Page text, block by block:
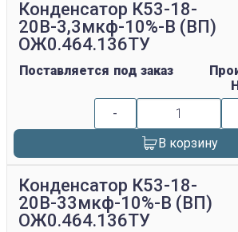
Конденсатор К53-18-
20В-3,3мкф-10%-В (ВП)
ОЖ0.464.136ТУ
Поставляется под заказ
-
В корзину
Конденсатор К53-18-
20В-33мкф-10%-В (ВП)
ОЖ0.464.136ТУ